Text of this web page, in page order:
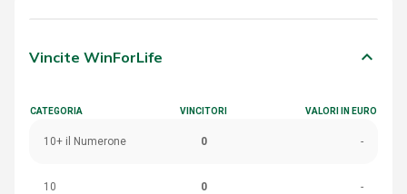
Vincite WinForLife keyboard_arrow_down
CATEGORIA VINCITORI VALORI IN EURO
10+ il Numerone 0 -
10 0 -